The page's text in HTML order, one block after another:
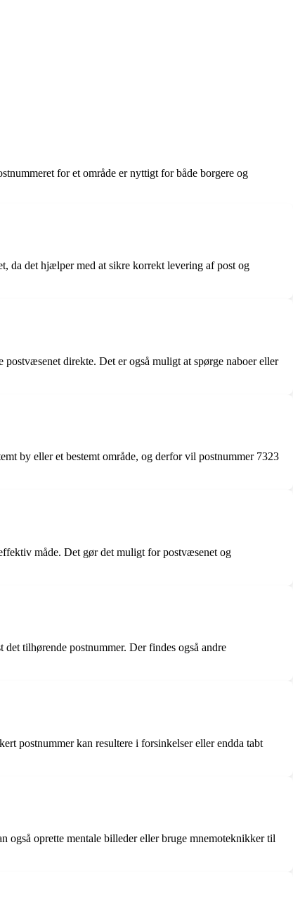
for et område er nyttigt for både borgere og
da det hjælper med at sikre korrekt levering af post og
direkte. Det er også muligt at spørge naboer eller
by eller et bestemt område, og derfor vil postnummer 7323
måde. Det gør det muligt for postvæsenet og
tilhørende postnummer. Der findes også andre
postnummer kan resultere i forsinkelser eller endda tabt
også oprette mentale billeder eller bruge mnemoteknikker til